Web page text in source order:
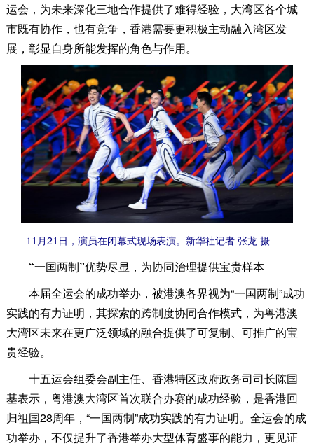
运会，为未来深化三地合作提供了难得经验，大湾区各个城
市既有协作，也有竞争，香港需要更积极主动融入湾区发
展，彰显自身所能发挥的角色与作用。
11月21日，演员在闭幕式现场表演。新华社记者 张龙 摄
“一国两制”优势尽显，为协同治理提供宝贵样本
本届全运会的成功举办，被港澳各界视为“一国两制”成功
实践的有力证明，其探索的跨制度协同合作模式，为粤港澳
大湾区未来在更广泛领域的融合提供了可复制、可推广的宝
贵经验。
十五运会组委会副主任、香港特区政府政务司司长陈国
基表示，粤港澳大湾区首次联合办赛的成功经验，是香港回
归祖国28周年，“一国两制”成功实践的有力证明。全运会的成
功举办，不仅提升了香港举办大型体育盛事的能力，更见证